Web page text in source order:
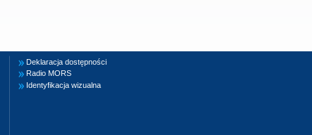
Deklaracja dostępności
Radio MORS
Identyfikacja wizualna